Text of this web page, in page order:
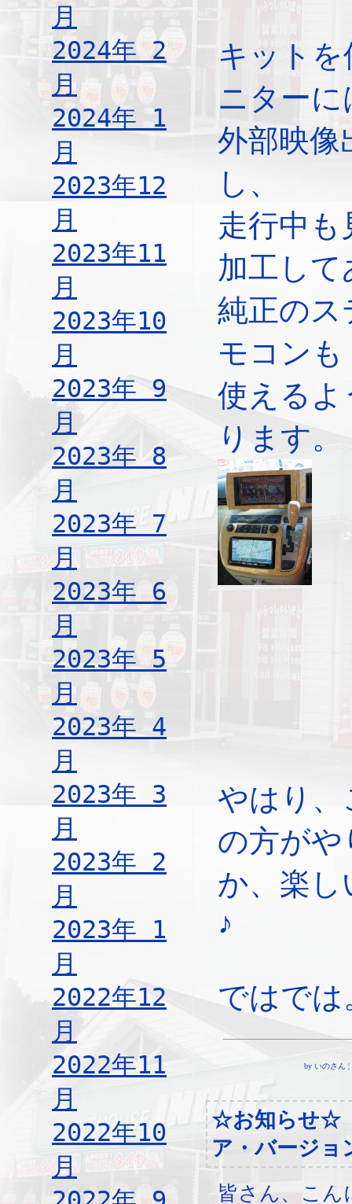
月
2024年 2
月
2024年 1
月
2023年12
月
2023年11
月
2023年10
月
2023年 9
月
2023年 8
月
2023年 7
月
2023年 6
月
2023年 5
月
2023年 4
月
2023年 3
月
2023年 2
月
2023年 1
月
2022年12
月
2022年11
月
2022年10
月
キット
ニター
外部映像
し、
走行中
加工し
純正のス
モコンも
使える
ります。
やはり、
の方が
か、楽
♪
ではでは
by いのさん ¦
☆お知らせ☆
ア・バージョ
皆さん、こん